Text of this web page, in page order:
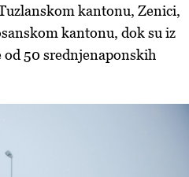
kantonu, Zenici,
kantonu, dok su iz
50 srednjenaponskih